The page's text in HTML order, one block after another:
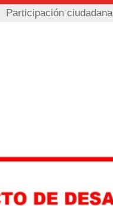
Participación ciudadana